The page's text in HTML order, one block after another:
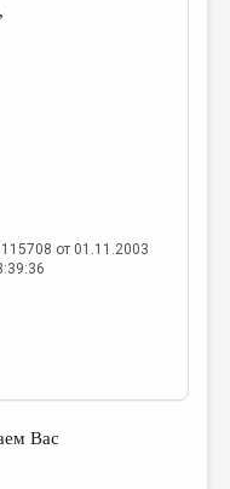
от 01.11.2003
Вас